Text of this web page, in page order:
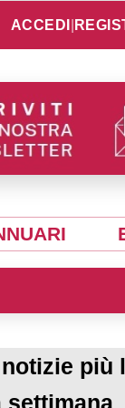
ACCEDI
più
settimana